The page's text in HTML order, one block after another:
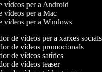
vídeos per a Android
vídeos per a Mac
vídeos per a Windows
de vídeos per a xarxes socials
de vídeos promocionals
de vídeos satírics
de vídeos teaser